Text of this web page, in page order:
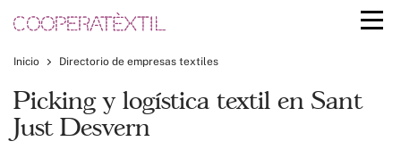
Inicio Directorio de empresas textiles
Picking y logística textil en Sant
Just Desvern